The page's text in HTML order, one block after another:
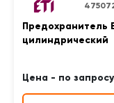
Предохранитель
цилиндрический
Цена - по запросу